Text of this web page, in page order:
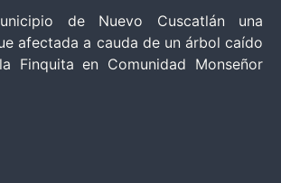
de Nuevo Cuscatlán una
afectada a cauda de un árbol caído
Finquita en Comunidad Monseñor